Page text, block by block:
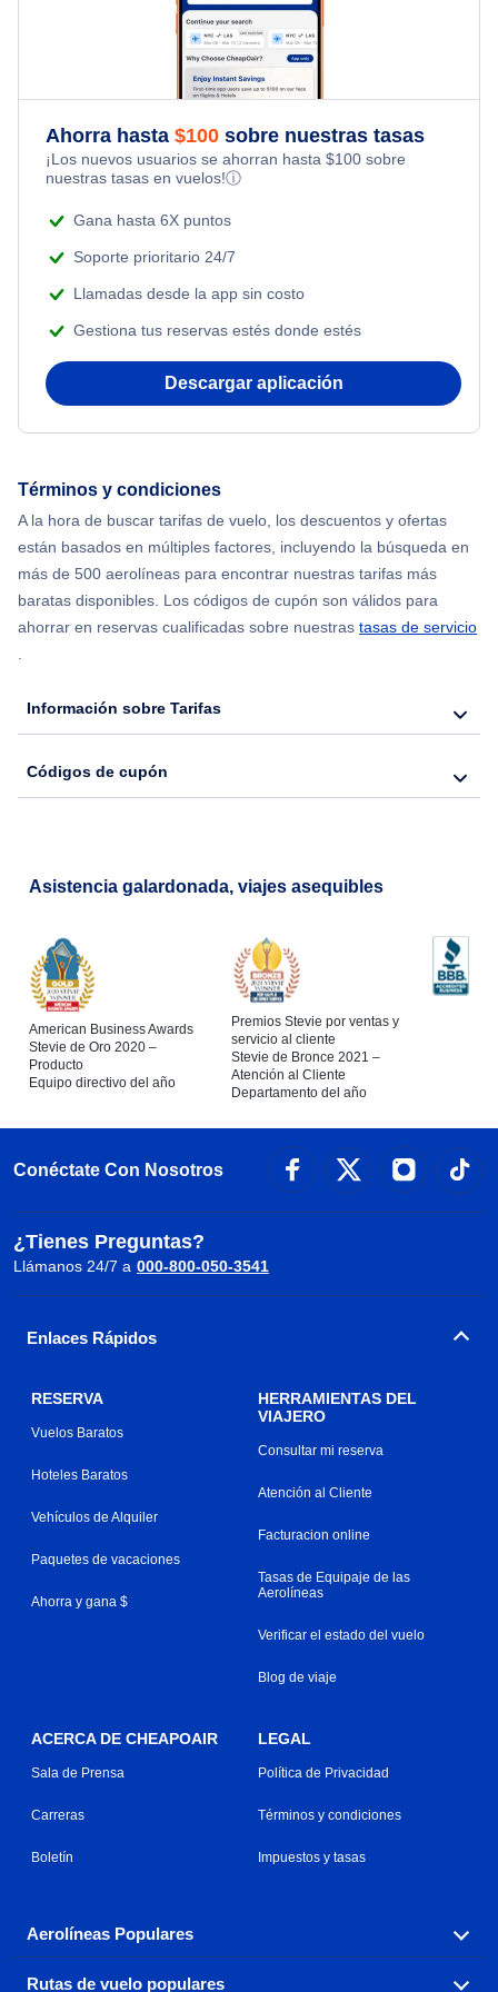
Flights Under $199
Flights from Toronto to Shanghai
Flights from Nueva York to Singapur
Flights from Nueva York to Tel Aviv
Flights from Nueva York to Estanbul
Flights from Nueva York to Mumbai
Flights from Shanghai to Nueva York
Flights from Nueva York to Hong Kong
Flights from Nueva York to Seúl
Honeymoon Vacations
Adventure Vacations
Ahorra hasta $100 sobre nuestras tasas
¡Los nuevos usuarios se ahorran hasta $100 sobre
nuestras tasas en vuelos!ⓘ
Gana hasta 6X puntos
Soporte prioritario 24/7
Llamadas desde la app sin costo
Gestiona tus reservas estés donde estés
Descargar aplicación
Términos y condiciones
A la hora de buscar tarifas de vuelo, los descuentos y ofertas
están basados en múltiples factores, incluyendo la búsqueda en
más de 500 aerolíneas para encontrar nuestras tarifas más
baratas disponibles. Los códigos de cupón son válidos para
ahorrar en reservas cualificadas sobre nuestras tasas de servicio
.
Información sobre Tarifas
Códigos de cupón
Asistencia galardonada, viajes asequibles
American Business Awards
Stevie de Oro 2020 –
Producto
Equipo directivo del año
Premios Stevie por ventas y
servicio al cliente
Stevie de Bronce 2021 –
Atención al Cliente
Departamento del año
Conéctate Con Nosotros
¿Tienes Preguntas?
Llámanos 24/7 a 000-800-050-3541
Enlaces Rápidos
RESERVA
Vuelos Baratos
Hoteles Baratos
Vehículos de Alquiler
Paquetes de vacaciones
Ahorra y gana $
HERRAMIENTAS DEL
VIAJERO
Consultar mi reserva
Atención al Cliente
Facturacion online
Tasas de Equipaje de las
Aerolíneas
Verificar el estado del vuelo
Blog de viaje
ACERCA DE CHEAPOAIR
Sala de Prensa
Carreras
Boletín
LEGAL
Política de Privacidad
Términos y condiciones
Impuestos y tasas
Aerolíneas Populares
Explora nuestras opciones de tarifas aéreas baratas por
Rutas de vuelo populares